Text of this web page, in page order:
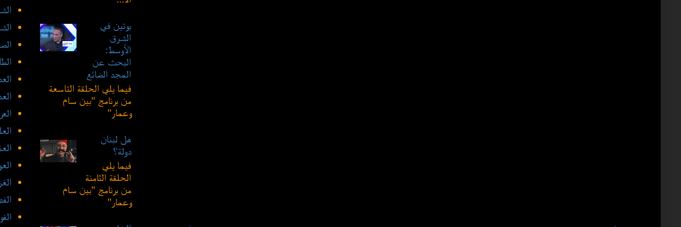
بوتين في
الشرق
الأوسط:
البحث عن
المجد الضائع
فيما يلي الحلقة التاسعة
من برنامج "بين سام
وعمار"
هل لبنان
دولة؟
فيما يلي
الحلقة الثامنة
من برنامج "بين سام
وعمار"